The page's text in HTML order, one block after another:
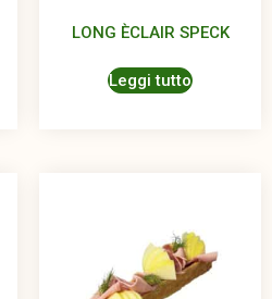
LONG ÈCLAIR SPECK
Leggi tutto